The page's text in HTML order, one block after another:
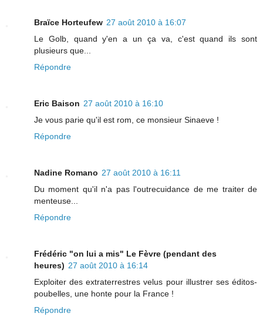
Braïce Horteufew 27 août 2010 à 16:07
Le Golb, quand y'en a un ça va, c'est quand ils sont
plusieurs que...
Répondre
Eric Baison 27 août 2010 à 16:10
Je vous parie qu'il est rom, ce monsieur Sinaeve !
Répondre
Nadine Romano 27 août 2010 à 16:11
Du moment qu'il n'a pas l'outrecuidance de me traiter de
menteuse...
Répondre
Frédéric "on lui a mis" Le Fèvre (pendant des
heures) 27 août 2010 à 16:14
Exploiter des extraterrestres velus pour illustrer ses éditos-
poubelles, une honte pour la France !
Répondre